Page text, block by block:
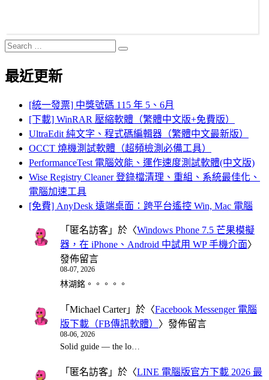
Search
for:
Search
最近更新
[統一發票] 中獎號碼 115 年 5、6月
[下載] WinRAR 壓縮軟體（繁體中文版+免費版）
UltraEdit 純文字、程式碼編輯器（繁體中文最新版）
OCCT 燒機測試軟體（超頻檢測必備工具）
PerformanceTest 電腦效能、運作速度測試軟體(中文版)
Wise Registry Cleaner 登錄檔清理、重組、系統最佳化、
電腦加速工具
[免費] AnyDesk 遠端桌面：跨平台遙控 Win, Mac 電腦
「 匿名訪客 」於〈Windows Phone 7.5 芒果模擬
器，在 iPhone、Android 中試用 WP 手機介面〉
發佈留言
08-07, 2026
林湖銘。。。。。
「 Michael Carter」於〈Facebook Messenger 電腦
版下載（FB傳訊軟體） 〉發佈留言
08-06, 2026
Solid guide — the lo…
「 匿名訪客 」於〈LINE 電腦版官方下載 2026 最